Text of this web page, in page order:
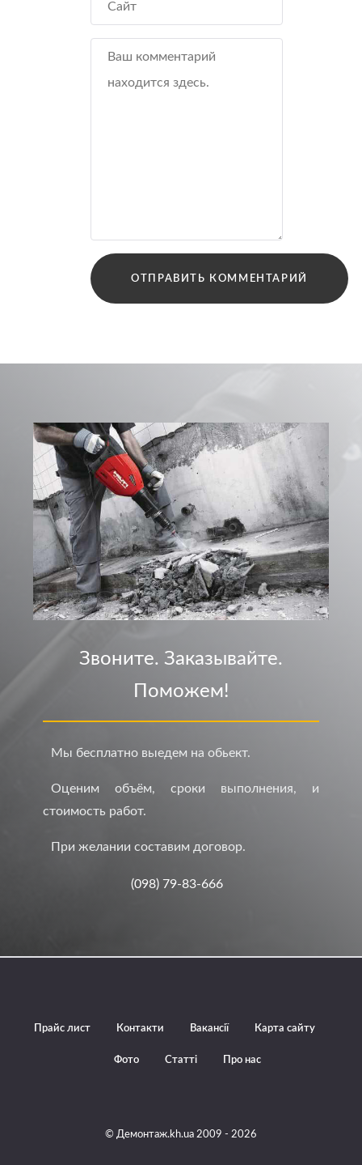
Звоните. Заказывайте.
Поможем!
Мы бесплатно выедем на обьект.
Оценим объём, сроки выполнения, и
стоимость работ.
При желании составим договор.
(098) 79-83-666
Прайс лист Контакти Вакансії Карта сайту
Фото Статті Про нас
© Демонтаж.kh.ua 2009 - 2026